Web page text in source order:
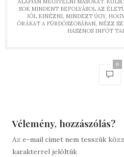
SOK MINDENT BEFOLYÁSOL AZ
JÓL KINÉZNI, MINDEZT ÚGY,
ÓRÁKAT A FÜRDŐSZOBÁBAN, NÉZZ
HASZNOS INFÓT
0
Vélemény, hozzászólás?
Az e-mail címet nem tesszük
karakterrel jelöltük